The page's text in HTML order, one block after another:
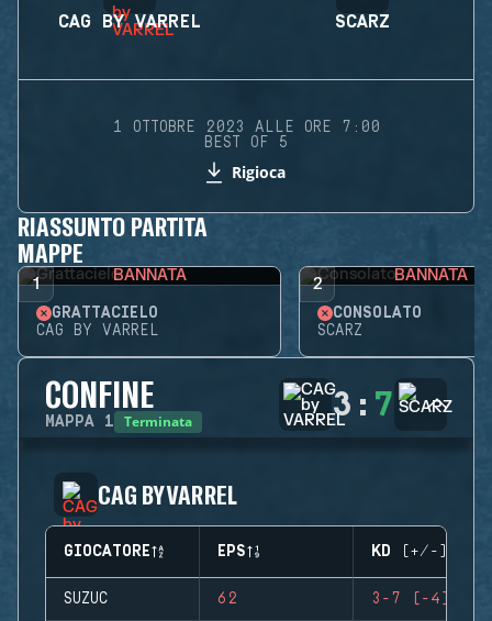
CAG BY VARREL SCARZ
1 OTTOBRE 2023 ALLE ORE 7:00
BEST OF 5
Rigioca
RIASSUNTO PARTITA
MAPPE
1 BANNATA
GRATTACIELO
CAG BY VARREL
2 BANNATA
CONSOLATO
SCARZ
CONFINE
MAPPA 1 Terminata 3 : 7
CAG BY VARREL
GIOCATORE EPS KD (+/-)
SUZUC 62 3-7 (-4)